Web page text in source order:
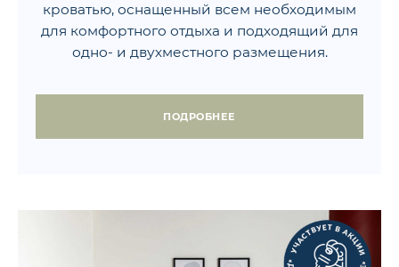
кроватью, оснащенный всем необходимым
для комфортного отдыха и подходящий для
одно- и двухместного размещения.
ПОДРОБНЕЕ